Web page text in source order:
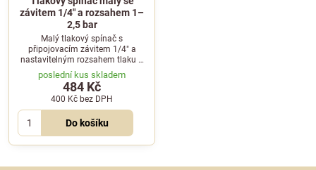
závitem 1/4" a rozsahem 1–
2,5 bar
Malý tlakový spínač s
připojovacím závitem 1/4" a
nastavitelným rozsahem tlaku 1
až 2,5 bar pro kávovary a další
gastronomická zařízení.
poslední kus skladem
484 Kč
400 Kč bez DPH
Do košíku